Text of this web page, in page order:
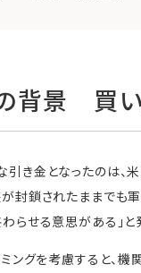
景 買い
き金となったのは、
封鎖されたままでも
らせる意思がある」と
ングを考慮すると、